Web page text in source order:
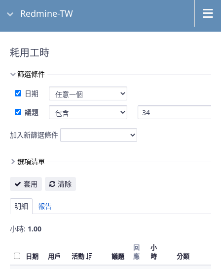
Redmine-TW
耗用工時
篩選條件
日期
議題
加入新篩選條件
選項清單
套用 清除
明細 報告
小時: 1.00
日期 用戶 活動 議題
回
應
小
時
分類